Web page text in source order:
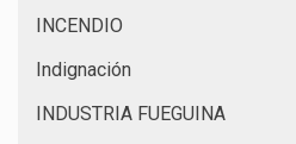
INCENDIO
Indignación
INDUSTRIA FUEGUINA